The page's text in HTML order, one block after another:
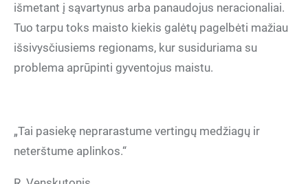
išmetant į sąvartynus arba panaudojus neracionaliai.
Tuo tarpu toks maisto kiekis galėtų pagelbėti mažiau
išsivysčiusiems regionams, kur susiduriama su
problema aprūpinti gyventojus maistu.
„Tai pasiekę neprarastume vertingų medžiagų ir
neterštume aplinkos.“